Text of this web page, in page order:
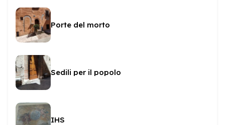
Porte del morto
Sedili per il popolo
IHS